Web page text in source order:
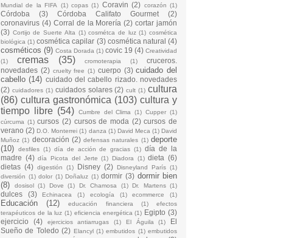
Mundial de la FIFA (1) copas (1) Coravin (2) corazón (1)
Córdoba (3) Córdoba Califato Gourmet
(2)
coronavirus (4) Corral de la Morería (2) cortar jamón
(3) Cortijo de Suerte Alta (1) cosmétca de luz (1) cosmética
biológica (1) cosmética capilar (3) cosmética natural (4)
cosméticos (9) Costa Dorada (1) covic 19 (4) Creatividad
(1)
cremas (35) cromoterapia (1)
cruceros.
novedades (2) cruelty free (1) cuerpo (3) cuidado del
cabello (14) cuidado del cabello rizado. novedades
(2) cuidadores (1) cuidados solares (2) cult (1) cultura
(86) cultura gastronómica (103) cultura y
tiempo libre (54) Cumbre del Clima (1) Cupper (1)
cúrcuma (1) cursos (2) cursos de moda (2) cursos de
verano (2) D.O. Monterrei (1) danza (1) David Meca (1) David
Muñoz (1) decoración (2) defensas naturales (1) deporte
(10)
desfiles (1) día de acción de gracias (1) día de la
madre (4) día Picota del Jerte (1) Diadora (1) dieta (6)
dietas (4) digestión (1) Disney (2) Disneyland París (1)
diversión (1) dolor (1) Doñaluz (1) dormir (3) dormir bien
(8)
dosisol (1) Dove (1) Dr. Chamosa (1) Dr. Martens (1)
dulces (3) Echinacea (1) ecología (1) ecommerce (1)
Educación (12) educación financiera (1)
efectos
terapéuticos de la luz (1) eficiencia energética (1) Egipto (3)
ejercicio
(4) ejercicios antiarrugas (1) El Águila (1)
El
Sueño de Toledo (2) Elancyl (1) embutidos (1) embutidos